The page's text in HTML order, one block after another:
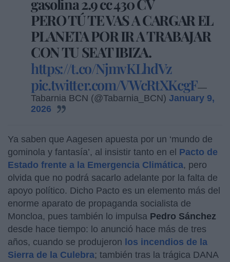
gasolina 2.9 cc 430 CV
PERO TÚ TE VAS A CARGAR EL
PLANETA POR IR A TRABAJAR
CON TU SEAT IBIZA.
https://t.co/NjmvKLhdVz
pic.twitter.com/VWcRtXKcgF—
Tabarnia BCN (@Tabarnia_BCN) January 9,
2026
Ya saben que Aagesen apuesta por un ‘mundo de
gominola y fantasía’, al insistir tanto en el Pacto de
Estado frente a la Emergencia Climática, pero
olvida que no podrá sacarlo adelante por la falta de
apoyo político. Dicho Pacto es un elemento más del
enorme aparato de propaganda socialista de
Moncloa, pues también lo impulsa Pedro Sánchez
desde hace tiempo: lo anunció hace más de tres
años, cuando se produjeron los incendios de la
Sierra de la Culebra; también tras la trágica DANA